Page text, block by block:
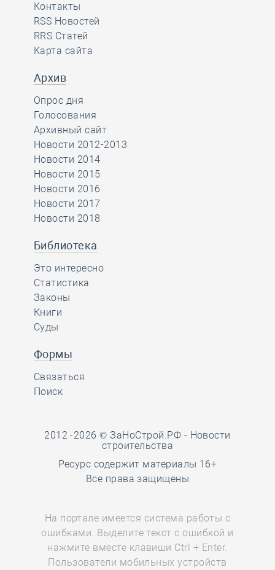
Контакты
RSS Новостей
RRS Статей
Карта сайта
Архив
Опрос дня
Голосования
Архивный сайт
Новости 2012-2013
Новости 2014
Новости 2015
Новости 2016
Новости 2017
Новости 2018
Библиотека
Это интересно
Статистика
Законы
Книги
Суды
Формы
Связаться
Поиск
2012 -2026 © ЗаНоСтрой.РФ - Новости
строительства
Ресурс содержит материалы 16+
Все права защищены
На портале имеется система работы с
ошибками. Выделите текст с ошибкой и
нажмите вместе клавиши Ctrl + Enter.
Пользователи мобильных устройств